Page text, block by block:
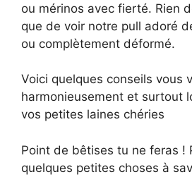
ou mérinos avec fierté. Rien
que de voir notre pull adoré
ou complètement déformé.
Voici quelques conseils vous
harmonieusement et surtout
vos petites laines chéries
Point de bêtises tu ne feras !
quelques petites choses à